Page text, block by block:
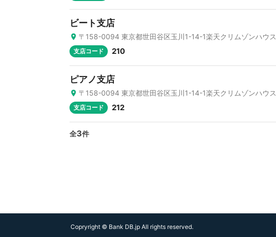
ビート支店
〒158-0094 東京都世田谷区玉川1-14-1楽天クリムゾンハウス
支店コード 210
ピアノ支店
〒158-0094 東京都世田谷区玉川1-14-1楽天クリムゾンハウス
支店コード 212
全3件
Copryright © Bank DB.jp All rights reserved.